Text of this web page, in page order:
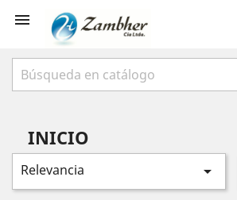

INICIO
Relevancia 